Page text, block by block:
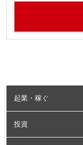
起業・稼ぐ
投資